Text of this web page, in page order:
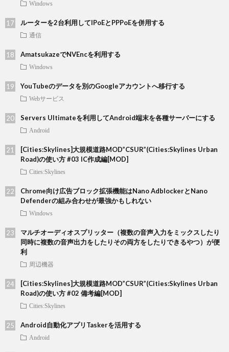
Windows
ルーターを2台利用してIPoEとPPPoEを併用する
通信
AmatsukazeでNVEncを利用する
Windows
YouTubeのデータを別のGoogleアカウントへ移行する
Webサービス
Servers Ultimateを利用してAndroid端末を各種サーバーにする
Android
[Cities:Skylines]大規模道路MOD”CSUR”(Cities:Skylines Urban
Road)の使い方 #03 IC作成編[MOD]
Cities:Skylines
Chrome向け広告ブロック拡張機能はNano AdblockerとNano
Defenderの組み合わせが最強かもしれない
Windows
マルチオーディオスプリッター（複数の音声入力をミックスしたり
同時に複数の音声出力をしたりその両方をしたりできるやつ）が便
利
周辺機器
[Cities:Skylines]大規模道路MOD”CSUR”(Cities:Skylines Urban
Road)の使い方 #02 備考編[MOD]
Cities:Skylines
Android自動化アプリTaskerを活用する
Android